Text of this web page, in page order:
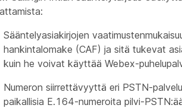
Sääntelyasiakirjojen
hankintalomake (CAF) ja sitä tukevat
kuin he voivat käyttää Webex-
Numeron siirrettävyyttä eri PSTN-
paikallisia E.164-numeroita pilvi-